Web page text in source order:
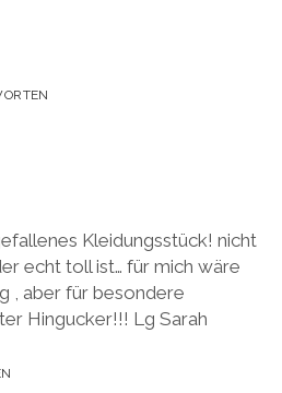
Kleidungsstück! nicht
echt toll ist… für mich wäre
, aber für besondere
Hingucker!!! Lg Sarah